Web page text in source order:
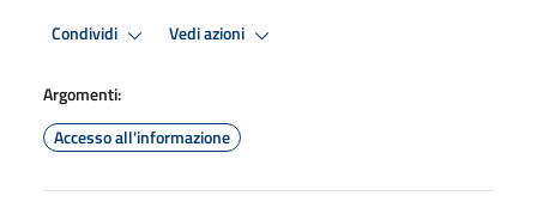
Condividi Vedi azioni
Argomenti:
Accesso all'informazione